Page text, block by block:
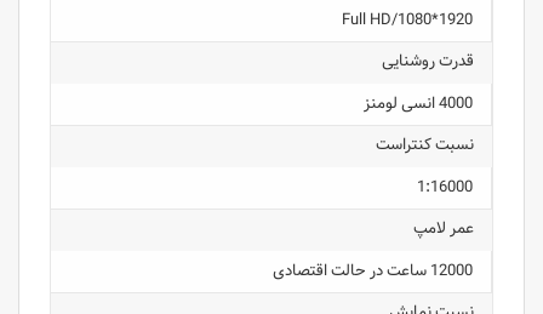
1920*1080/Full HD
قدرت روشنایی
4000 انسی لومنز
نسبت کنتراست
1:16000
عمر لامپ
12000 ساعت در حالت اقتصادی